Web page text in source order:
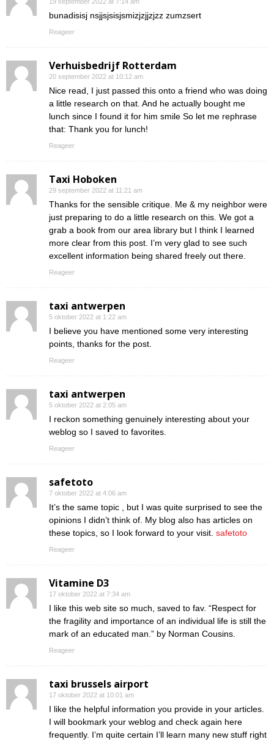
bunadisisj nsjjsjsisjsmizjzjjzjzz zumzsert
Reageer
Verhuisbedrijf Rotterdam
20 september 2022 at 10:12 am
Nice read, I just passed this onto a friend who was doing
a little research on that. And he actually bought me
lunch since I found it for him smile So let me rephrase
that: Thank you for lunch!
Reageer
Taxi Hoboken
29 september 2022 at 11:21 am
Thanks for the sensible critique. Me & my neighbor were
just preparing to do a little research on this. We got a
grab a book from our area library but I think I learned
more clear from this post. I’m very glad to see such
excellent information being shared freely out there.
Reageer
taxi antwerpen
5 oktober 2022 at 1:22 am
I believe you have mentioned some very interesting
points, thanks for the post.
Reageer
taxi antwerpen
5 oktober 2022 at 2:05 am
I reckon something genuinely interesting about your
weblog so I saved to favorites.
Reageer
safetoto
7 oktober 2022 at 4:06 am
It’s the same topic , but I was quite surprised to see the
opinions I didn’t think of. My blog also has articles on
these topics, so I look forward to your visit. safetoto
Reageer
Vitamine D3
17 oktober 2022 at 7:34 am
I like this web site so much, saved to fav. “Respect for
the fragility and importance of an individual life is still the
mark of an educated man.” by Norman Cousins.
Reageer
taxi brussels airport
17 oktober 2022 at 10:01 am
I like the helpful information you provide in your articles.
I will bookmark your weblog and check again here
frequently. I’m quite certain I’ll learn many new stuff right